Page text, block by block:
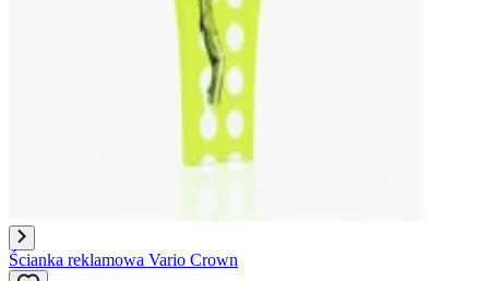
Ścianka reklamowa Vario Crown